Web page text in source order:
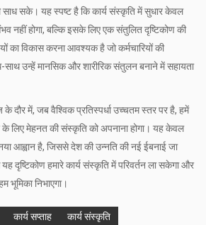
सके। यह स्पष्ट है कि कार्य संस्कृति में सुधार केवल
नहीं होगा, बल्कि इसके लिए एक संतुलित दृष्टिकोण की
का विकास करना आवश्यक है जो कर्मचारियों की
साथ उन्हें मानसिक और शारीरिक संतुलन बनाने में सहायता
दौर में, जब वैश्विक प्रतिस्पर्धा उच्चतम स्तर पर है, हमें
के लिए मेहनत की संस्कृति को अपनाना होगा। यह केवल
आह्वान है, जिससे देश की उन्नति की नई ईबनाई जा
दृष्टिकोण हमारे कार्य संस्कृति में परिवर्तन ला सकेगा और
भूमिका निभाएगा।
कार्य सप्ताह कार्य संस्कृति